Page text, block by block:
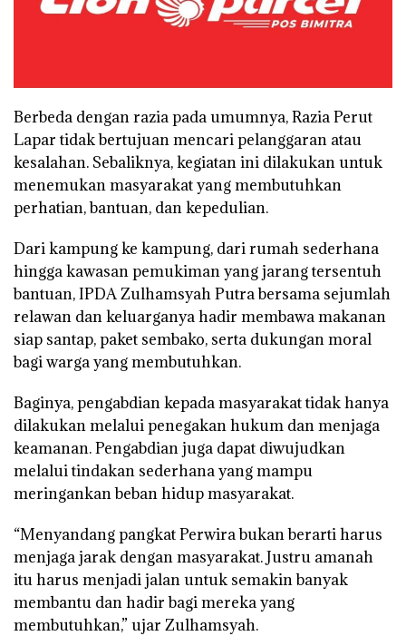
Berbeda dengan razia pada umumnya, Razia Perut
Lapar tidak bertujuan mencari pelanggaran atau
kesalahan. Sebaliknya, kegiatan ini dilakukan untuk
menemukan masyarakat yang membutuhkan
perhatian, bantuan, dan kepedulian.
Dari kampung ke kampung, dari rumah sederhana
hingga kawasan pemukiman yang jarang tersentuh
bantuan, IPDA Zulhamsyah Putra bersama sejumlah
relawan dan keluarganya hadir membawa makanan
siap santap, paket sembako, serta dukungan moral
bagi warga yang membutuhkan.
Baginya, pengabdian kepada masyarakat tidak hanya
dilakukan melalui penegakan hukum dan menjaga
keamanan. Pengabdian juga dapat diwujudkan
melalui tindakan sederhana yang mampu
meringankan beban hidup masyarakat.
“Menyandang pangkat Perwira bukan berarti harus
menjaga jarak dengan masyarakat. Justru amanah
itu harus menjadi jalan untuk semakin banyak
membantu dan hadir bagi mereka yang
membutuhkan,” ujar Zulhamsyah.